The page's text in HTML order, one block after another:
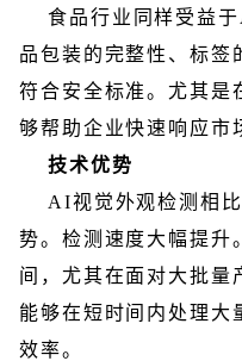
食品行业同样受益
品包装的完整性、标签
符合安全标准。尤其是
够帮助企业快速响应市
技术优势
AI视觉外观检测相
势。检测速度大幅提升
间，尤其在面对大批
能够在短时间内处理大
效率。